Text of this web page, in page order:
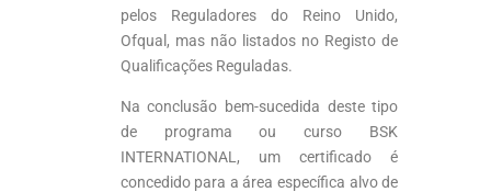
pelos Reguladores do Reino Unido,
Ofqual, mas não listados no Registo de
Qualificações Reguladas.
Na conclusão bem-sucedida deste tipo
de programa ou curso BSK
INTERNATIONAL, um certificado é
concedido para a área específica alvo de